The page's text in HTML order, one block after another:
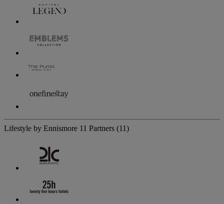
Lifestyle by Ennismore 11 Partners (11)